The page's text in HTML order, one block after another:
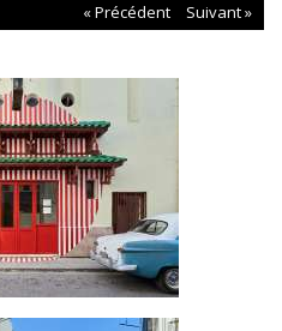
« Précédent
Suivant »